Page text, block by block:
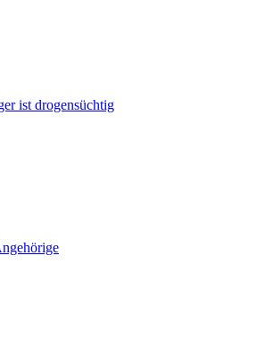
ist drogensüchtig